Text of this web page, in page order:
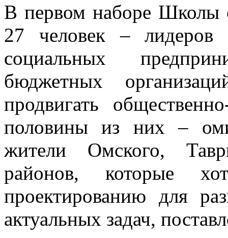
В первом наборе
27 человек – лидеров
социальных
бюджетных
продвигать
половины из них –
жители Омского,
районов, которые
проектированию для
актуальных задач,